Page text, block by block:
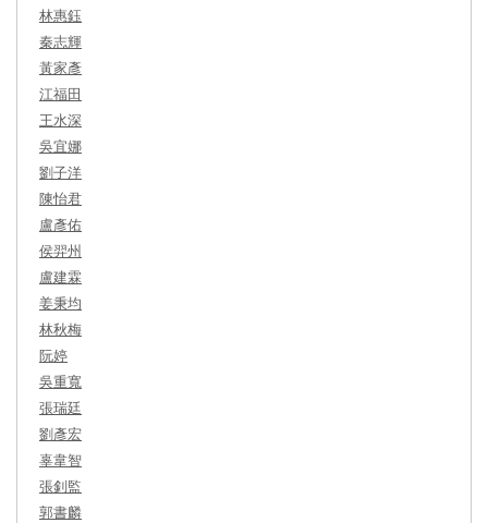
林惠鈺
秦志輝
黃家彥
江福田
王水深
吳宜娜
劉子洋
陳怡君
盧彥佑
侯羿州
盧建霖
姜秉均
林秋梅
阮婷
吳重寬
張瑞廷
劉彥宏
辜韋智
張釗監
郭書麟